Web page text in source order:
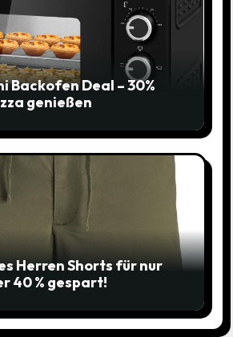
Backofen Deal – 30%
genießen
Herren Shorts für nur
40 % gespart!